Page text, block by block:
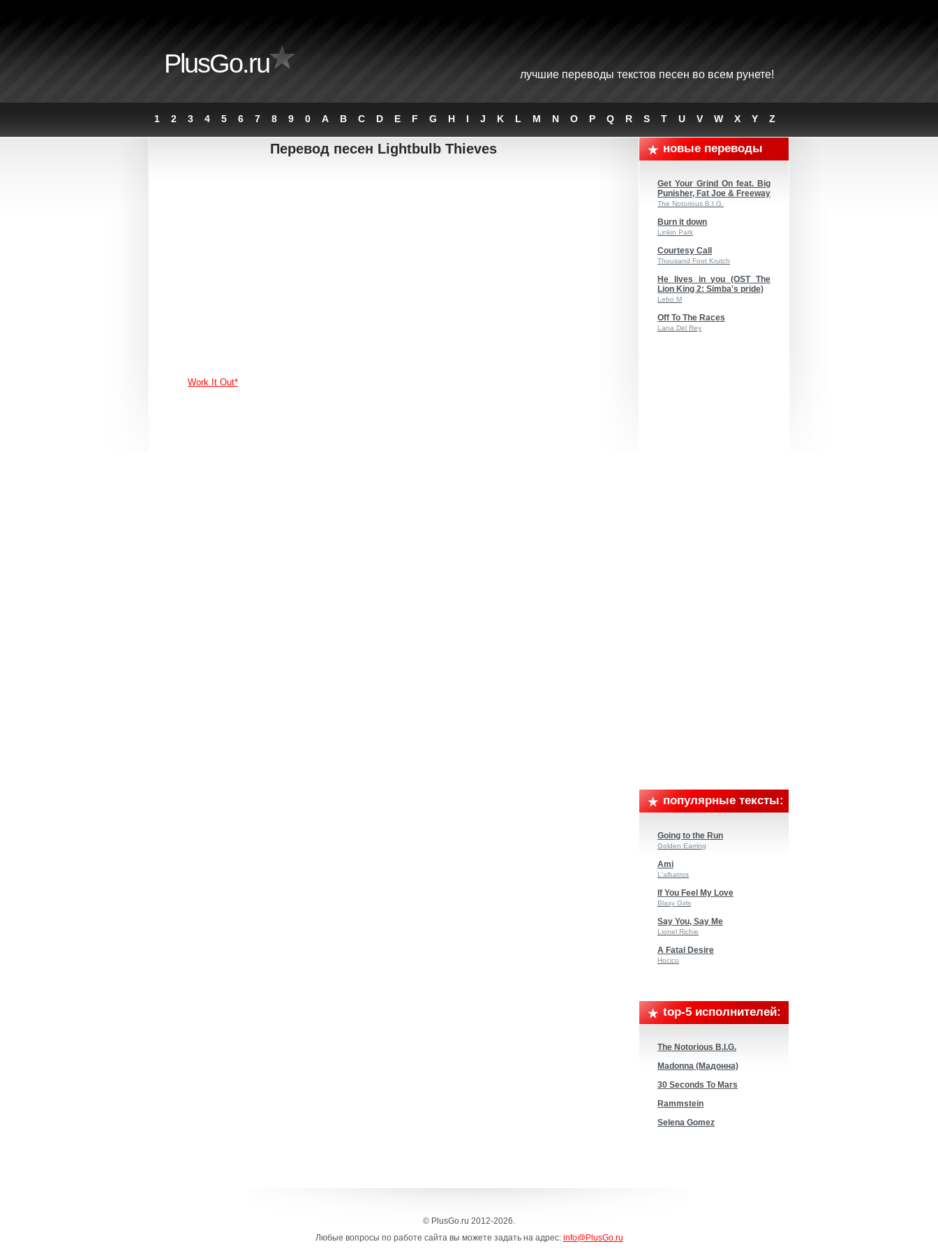
PlusGo.ru лучшие переводы текстов песен во всем рунете!
1 2 3 4 5 6 7 8 9 0 A B C D E F G H I J K L M N O P Q R S T U V W X Y Z
Перевод песен Lightbulb Thieves
Work It Out*
новые переводы
Get Your Grind On feat. Big
Punisher, Fat Joe & Freeway
The Notorious B.I.G.
Burn it down
Linkin Park
Courtesy Call
Thousand Foot Krutch
He lives in you (OST The
Lion King 2: Simba's pride)
Lebo M
Off To The Races
Lana Del Rey
популярные тексты:
Going to the Run
Golden Earring
Ami
L'albatros
If You Feel My Love
Blaxy Girls
Say You, Say Me
Lionel Richie
A Fatal Desire
Hocico
top-5 исполнителей:
The Notorious B.I.G.
Madonna (Мадонна)
30 Seconds To Mars
Rammstein
Selena Gomez
© PlusGo.ru 2012-2026.
Любые вопросы по работе сайта вы можете задать на адрес: info@PlusGo.ru